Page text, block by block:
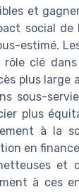
et
social
estimé.
clé
plus large
sous-
plus
à la
en
et
à ces